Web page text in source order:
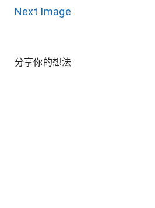
Next Image
分享你的想法